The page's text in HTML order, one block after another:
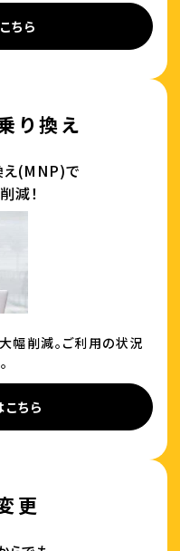
ちら
り換え
え(MNP)で
減！
幅削減。ご利用の状況
ちら
更